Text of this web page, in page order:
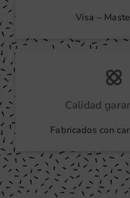
Visa –
Calidad
Fabricados con